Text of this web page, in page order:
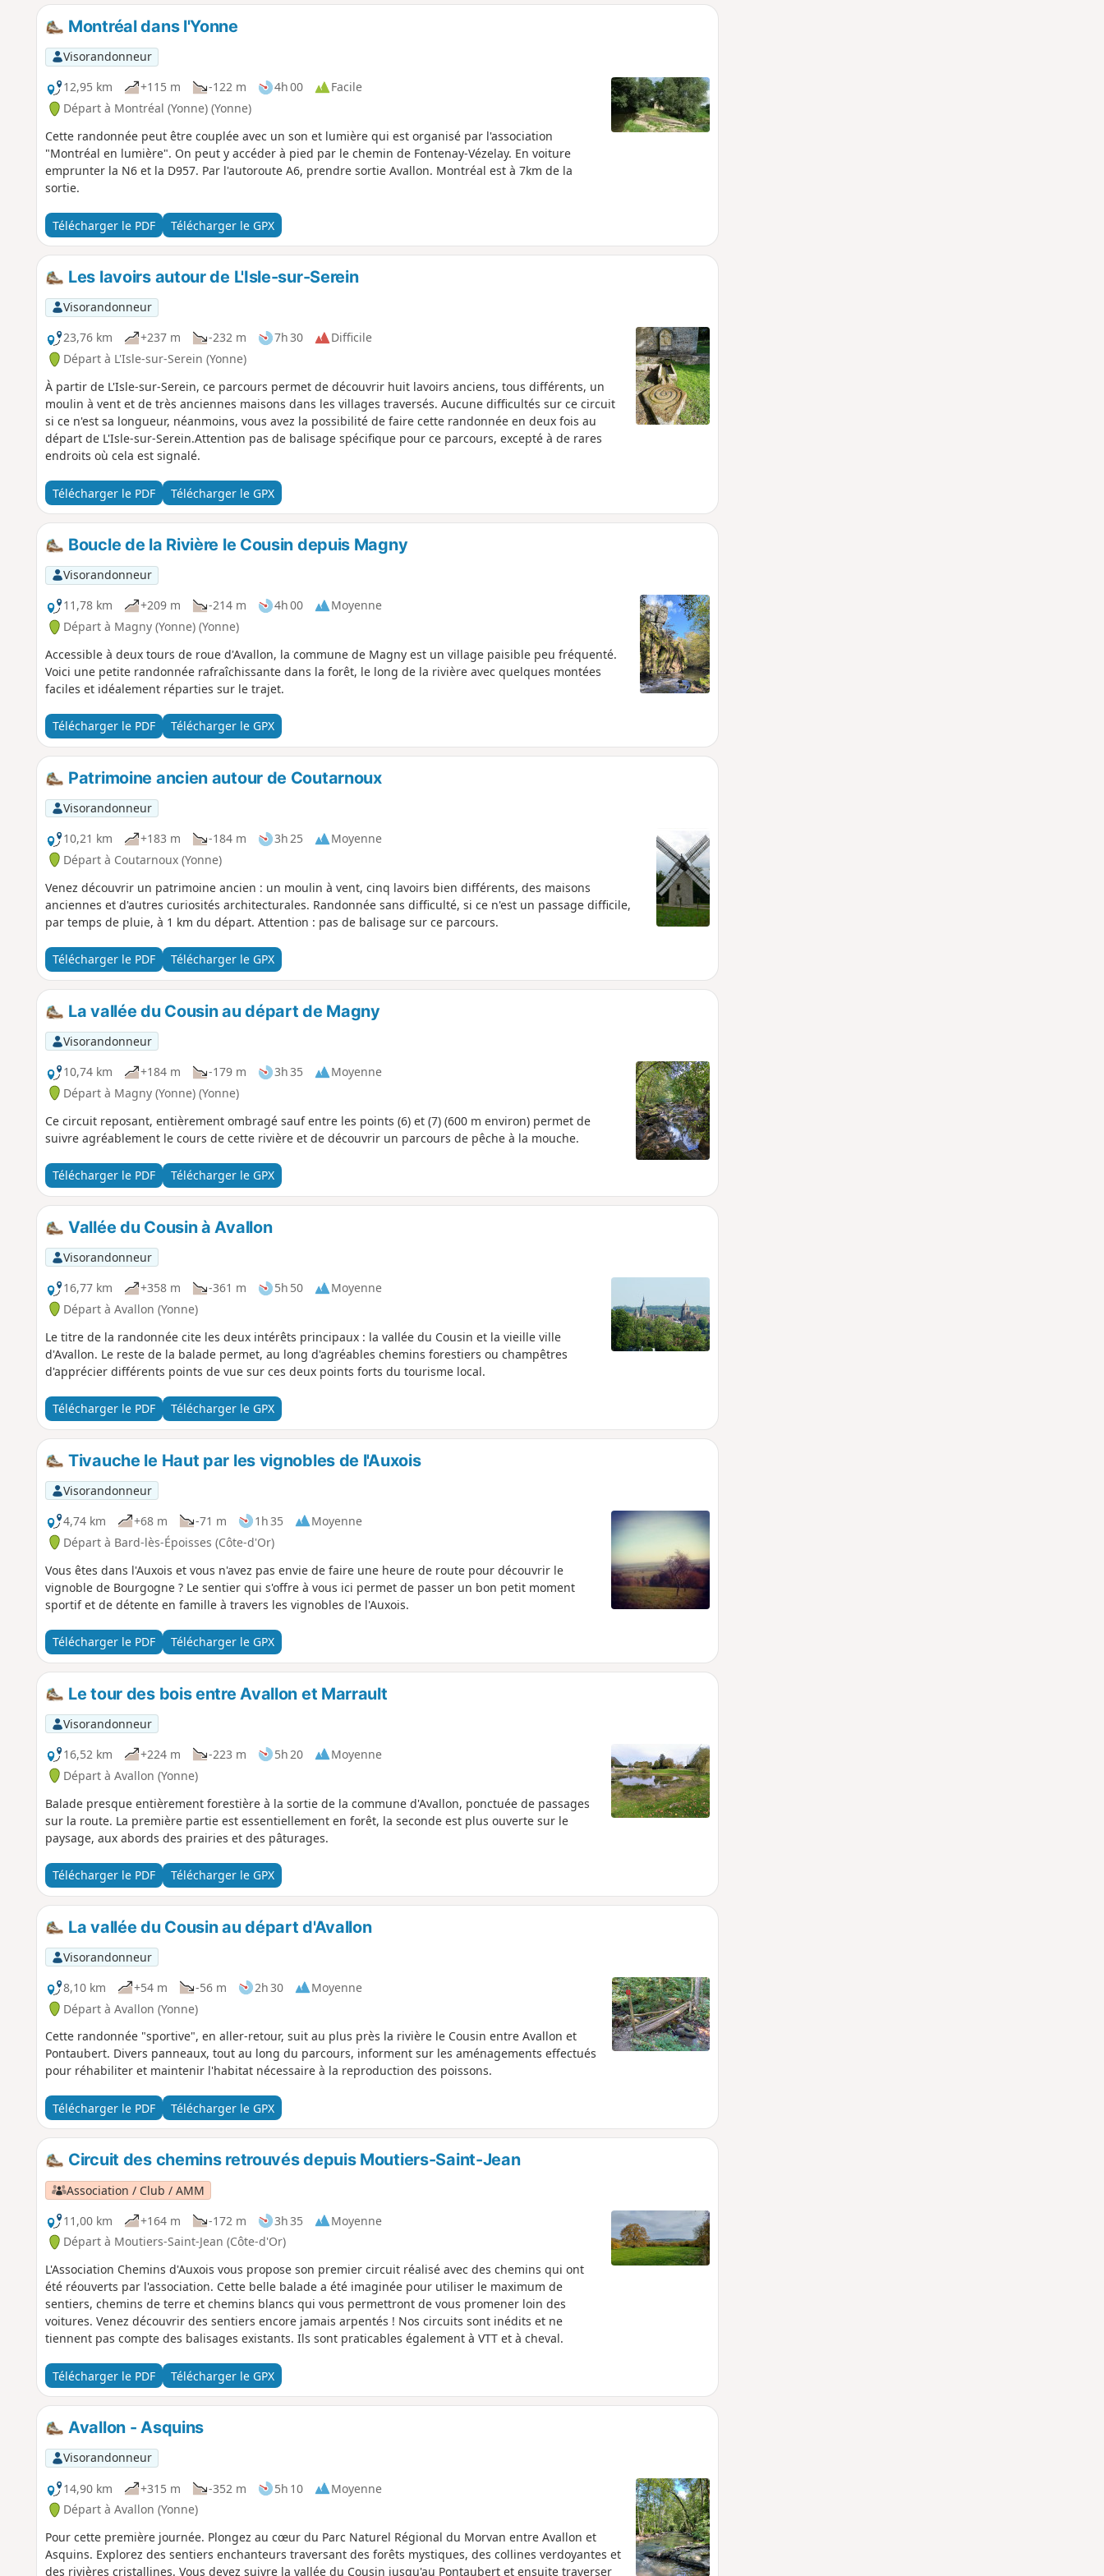
Montréal dans l'Yonne
Visorandonneur
12,95 km
+115 m -122 m 4h 00
Facile
Départ à Montréal (Yonne) (Yonne)
Cette randonnée peut être couplée avec un son et lumière qui est organisé par l'association
"Montréal en lumière". On peut y accéder à pied par le chemin de Fontenay-Vézelay. En voiture
emprunter la N6 et la D957. Par l'autoroute A6, prendre sortie Avallon. Montréal est à 7km de la
sortie.
Télécharger le PDF Télécharger le GPX
Les lavoirs autour de L'Isle-sur-Serein
Visorandonneur
23,76 km
+237 m -232 m 7h 30
Difficile
Départ à L'Isle-sur-Serein (Yonne)
À partir de L'Isle-sur-Serein, ce parcours permet de découvrir huit lavoirs anciens, tous différents, un
moulin à vent et de très anciennes maisons dans les villages traversés. Aucune difficultés sur ce circuit
si ce n'est sa longueur, néanmoins, vous avez la possibilité de faire cette randonnée en deux fois au
départ de L'Isle-sur-Serein.Attention pas de balisage spécifique pour ce parcours, excepté à de rares
endroits où cela est signalé.
Télécharger le PDF Télécharger le GPX
Boucle de la Rivière le Cousin depuis Magny
Visorandonneur
11,78 km
+209 m -214 m 4h 00
Moyenne
Départ à Magny (Yonne) (Yonne)
Accessible à deux tours de roue d'Avallon, la commune de Magny est un village paisible peu fréquenté.
Voici une petite randonnée rafraîchissante dans la forêt, le long de la rivière avec quelques montées
faciles et idéalement réparties sur le trajet.
Télécharger le PDF Télécharger le GPX
Patrimoine ancien autour de Coutarnoux
Visorandonneur
10,21 km
+183 m -184 m 3h 25
Moyenne
Départ à Coutarnoux (Yonne)
Venez découvrir un patrimoine ancien : un moulin à vent, cinq lavoirs bien différents, des maisons
anciennes et d'autres curiosités architecturales. Randonnée sans difficulté, si ce n'est un passage difficile,
par temps de pluie, à 1 km du départ. Attention : pas de balisage sur ce parcours.
Télécharger le PDF Télécharger le GPX
La vallée du Cousin au départ de Magny
Visorandonneur
10,74 km
+184 m -179 m 3h 35
Moyenne
Départ à Magny (Yonne) (Yonne)
Ce circuit reposant, entièrement ombragé sauf entre les points (6) et (7) (600 m environ) permet de
suivre agréablement le cours de cette rivière et de découvrir un parcours de pêche à la mouche.
Télécharger le PDF Télécharger le GPX
Vallée du Cousin à Avallon
Visorandonneur
16,77 km
+358 m -361 m 5h 50
Moyenne
Départ à Avallon (Yonne)
Le titre de la randonnée cite les deux intérêts principaux : la vallée du Cousin et la vieille ville
d'Avallon. Le reste de la balade permet, au long d'agréables chemins forestiers ou champêtres
d'apprécier différents points de vue sur ces deux points forts du tourisme local.
Télécharger le PDF Télécharger le GPX
Tivauche le Haut par les vignobles de l'Auxois
Visorandonneur
4,74 km
+68 m -71 m 1h 35
Moyenne
Départ à Bard-lès-Époisses (Côte-d'Or)
Vous êtes dans l'Auxois et vous n'avez pas envie de faire une heure de route pour découvrir le
vignoble de Bourgogne ? Le sentier qui s'offre à vous ici permet de passer un bon petit moment
sportif et de détente en famille à travers les vignobles de l'Auxois.
Télécharger le PDF Télécharger le GPX
Le tour des bois entre Avallon et Marrault
Visorandonneur
16,52 km
+224 m -223 m 5h 20
Moyenne
Départ à Avallon (Yonne)
Balade presque entièrement forestière à la sortie de la commune d'Avallon, ponctuée de passages
sur la route. La première partie est essentiellement en forêt, la seconde est plus ouverte sur le
paysage, aux abords des prairies et des pâturages.
Télécharger le PDF Télécharger le GPX
La vallée du Cousin au départ d'Avallon
Visorandonneur
8,10 km
+54 m -56 m 2h 30
Moyenne
Départ à Avallon (Yonne)
Cette randonnée "sportive", en aller-retour, suit au plus près la rivière le Cousin entre Avallon et
Pontaubert. Divers panneaux, tout au long du parcours, informent sur les aménagements effectués
pour réhabiliter et maintenir l'habitat nécessaire à la reproduction des poissons.
Télécharger le PDF Télécharger le GPX
Circuit des chemins retrouvés depuis Moutiers-Saint-Jean
Association / Club / AMM
11,00 km
+164 m -172 m 3h 35
Moyenne
Départ à Moutiers-Saint-Jean (Côte-d'Or)
L'Association Chemins d'Auxois vous propose son premier circuit réalisé avec des chemins qui ont
été réouverts par l'association. Cette belle balade a été imaginée pour utiliser le maximum de
sentiers, chemins de terre et chemins blancs qui vous permettront de vous promener loin des
voitures. Venez découvrir des sentiers encore jamais arpentés ! Nos circuits sont inédits et ne
tiennent pas compte des balisages existants. Ils sont praticables également à VTT et à cheval.
Télécharger le PDF Télécharger le GPX
Avallon - Asquins
Visorandonneur
14,90 km
+315 m -352 m 5h 10
Moyenne
Départ à Avallon (Yonne)
Pour cette première journée. Plongez au cœur du Parc Naturel Régional du Morvan entre Avallon et
Asquins. Explorez des sentiers enchanteurs traversant des forêts mystiques, des collines verdoyantes et
des rivières cristallines. Vous devez suivre la vallée du Cousin jusqu'au Pontaubert et ensuite traverser